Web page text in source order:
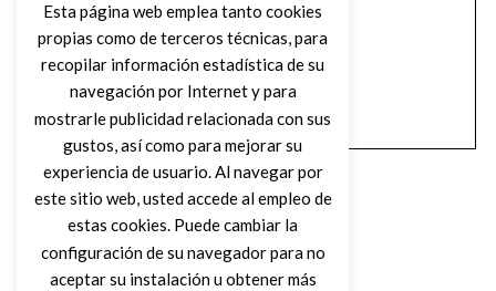
Esta página web emplea tanto cookies
propias como de terceros técnicas, para
recopilar información estadística de su
navegación por Internet y para
mostrarle publicidad relacionada con sus
gustos, así como para mejorar su
experiencia de usuario. Al navegar por
este sitio web, usted accede al empleo de
estas cookies. Puede cambiar la
configuración de su navegador para no
aceptar su instalación u obtener más